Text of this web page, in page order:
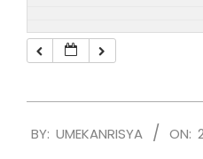
01-
BY: UMEKANRISYA ON: